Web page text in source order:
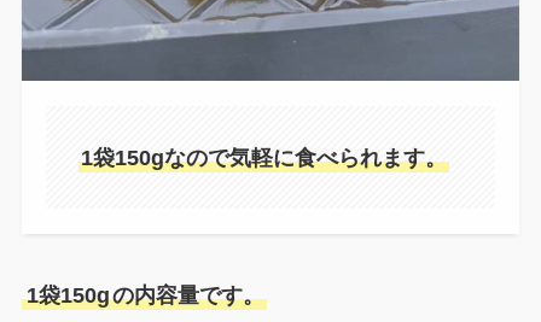
1袋150gなので気軽に食べられます。
1袋150gの内容量です。